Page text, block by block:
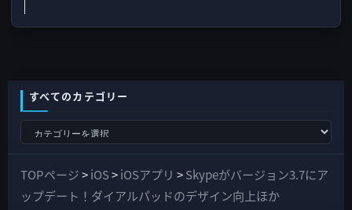
すべてのカテゴリー
て
の
TOPページ>iOS>iOSアプリ >Skypeがバージョン3.7にア
ップデート！ダイアルパッドのデザイン向上ほか